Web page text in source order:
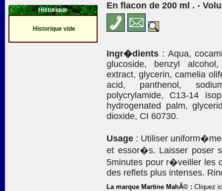
Historique
Historique vide
En flacon de 200 ml . -
Ingr�dients : Aqua,
glucoside, benzyl
extract, glycerin, camelia
acid, panthenol,
polycrylamide, C13-14
hydrogenated palm,
dioxide, CI 60730.
Usage : Utiliser
et essor�s. Laisser poser
5minutes pour r�veiller les
des reflets plus intenses.
La marque Martine MahÃ© : Cliquez